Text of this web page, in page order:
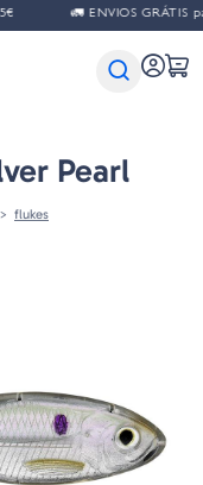
🚛 ENVIOS GRÁTIS
Pearl
flukes